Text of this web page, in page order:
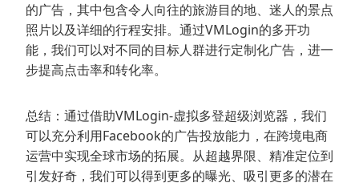
的广告，其中包含令人向往的旅游目的地、迷人的景点
照片以及详细的行程安排。通过VMLogin的多开功
能，我们可以对不同的目标人群进行定制化广告，进一
步提高点击率和转化率。
总结：通过借助VMLogin-虚拟多登超级浏览器，我们
可以充分利用Facebook的广告投放能力，在跨境电商
运营中实现全球市场的拓展。从超越界限、精准定位到
引发好奇，我们可以得到更多的曝光、吸引更多的潜在